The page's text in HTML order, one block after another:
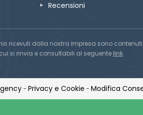
Recensioni
ricevuti dalla nostra impresa sono
si rinvia e consultabili al seguente link
- Privacy e Cookie - Modifica